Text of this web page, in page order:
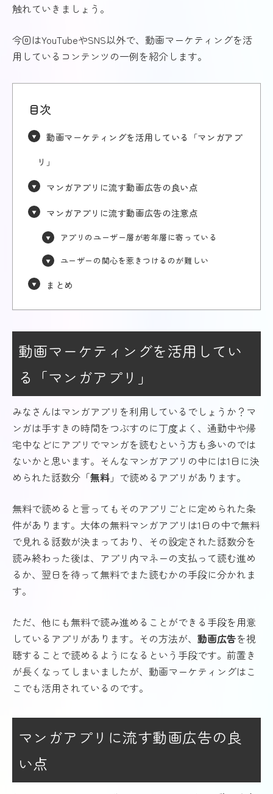
触れていきましょう。
今回はYouTubeやSNS以外で、動画マーケティングを活
用しているコンテンツの一例を紹介します。
目次
動画マーケティングを活用している「マンガアプ
リ」
マンガアプリに流す動画広告の良い点
マンガアプリに流す動画広告の注意点
アプリのユーザー層が若年層に寄っている
ユーザーの関心を惹きつけるのが難しい
まとめ
動画マーケティングを活用してい
る「マンガアプリ」
みなさんはマンガアプリを利用しているでしょうか？マ
ンガは手すきの時間をつぶすのに丁度よく、通勤中や帰
宅中などにアプリでマンガを読むという方も多いのでは
ないかと思います。そんなマンガアプリの中には1日に決
められた話数分「無料 」で読めるアプリがあります。
無料で読めると言ってもそのアプリごとに定められた条
件があります。大体の無料マンガアプリは1日の中で無料
で見れる話数が決まっており、その設定された話数分を
読み終わった後は、アプリ内マネーの支払って読む進め
るか、翌日を待って無料でまた読むかの手段に分かれま
す。
ただ、他にも無料で読み進めることができる手段を用意
しているアプリがあります。その方法が、 動画広告を視
聴することで読めるようになるという手段です。前置き
が長くなってしまいましたが、動画マーケティングはこ
こでも活用されているのです。
マンガアプリに流す動画広告の良
い点